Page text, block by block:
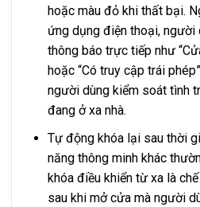
hoặc màu đỏ khi thất bại.
ứng dụng điện thoại, người
thông báo trực tiếp như
hoặc “Có truy cập trái
người dùng kiểm soát tình
đang ở xa nhà.
Tự động khóa lại sau thời
năng thông minh khác
khóa điều khiển từ xa là
sau khi mở cửa mà người